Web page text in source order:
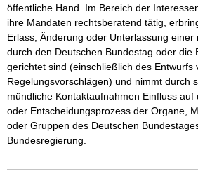
öffentliche Hand. Im Bereich der
ihre Mandaten rechtsberatend tätig,
Erlass, Änderung oder Unterlassung einer
durch den Deutschen Bundestag oder die
gerichtet sind (einschließlich des Entwurfs
Regelungsvorschlägen) und nimmt durch
mündliche Kontaktaufnahmen Einfluss auf
oder Entscheidungsprozess der Organe,
oder Gruppen des Deutschen
Bundesregierung.